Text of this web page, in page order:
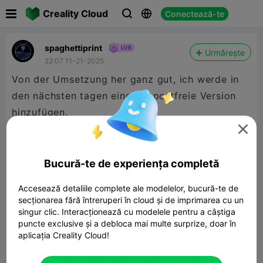
Creality Cloud   Conectează-te
spaghettiprint
22:07 11-21-2025
Urmărește
Von der Umsetzung her ganz gut, ich werde in
den nächsten tagen eine Supportfreie Version

Bucură-te de experiența completă
Accesează detaliile complete ale modelelor, bucură-te de
secționarea fără întreruperi în cloud și de imprimarea cu un
singur clic. Interacționează cu modelele pentru a câștiga
puncte exclusive și a debloca mai multe surprize, doar în
aplicația Creality Cloud!